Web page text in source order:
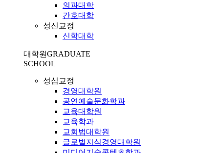
의과대학
간호대학
성신교정
신학대학
대학원GRADUATE
SCHOOL
성심교정
경영대학원
공연예술문화학과
교육대학원
교육학과
교회법대학원
글로벌지식경영대학원